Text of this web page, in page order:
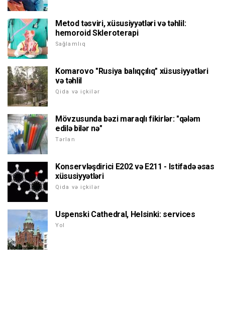
Metod təsviri, xüsusiyyətləri və təhlil:
hemoroid Skleroterapi
Sağlamlıq
Komarovo "Rusiya balıqçılıq" xüsusiyyətləri
və təhlil
Qida və içkilər
Mövzusunda bəzi maraqlı fikirlər: "qələm
edilə bilər nə"
Tərlan
Konservləşdirici E202 və E211 - Istifadə əsas
xüsusiyyətləri
Qida və içkilər
Uspenski Cathedral, Helsinki: services
Yol